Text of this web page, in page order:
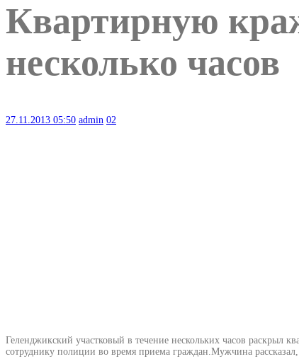
Квартирную
несколько часов
27.11.2013 05:50 admin 02
Геленджикский участковый в течение нескольких часов
сотруднику полиции во время приема граждан.Мужчина